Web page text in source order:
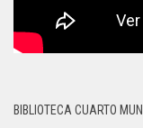
BIBLIOTECA CUARTO